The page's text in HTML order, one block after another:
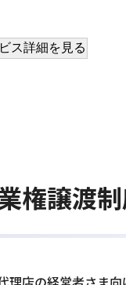
ス詳細を見る
権譲渡